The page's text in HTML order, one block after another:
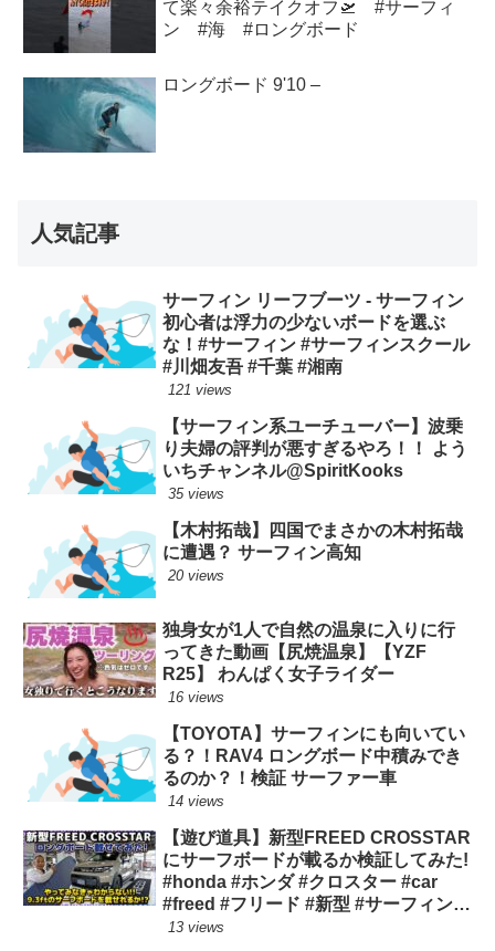
て楽々余裕テイクオフ🛫 #サーフィ
ン #海 #ロングボード
ロングボード 9'10 –
人気記事
サーフィン リーフブーツ - サーフィン
初心者は浮力の少ないボードを選ぶ
な！#サーフィン #サーフィンスクール
#川畑友吾 #千葉 #湘南
121 views
【サーフィン系ユーチューバー】波乗
り夫婦の評判が悪すぎるやろ！！ よう
いちチャンネル@SpiritKooks
35 views
【木村拓哉】四国でまさかの木村拓哉
に遭遇？ サーフィン高知
20 views
独身女が1人で自然の温泉に入りに行
ってきた動画【尻焼温泉】【YZF
R25】 わんぱく女子ライダー
16 views
【TOYOTA】サーフィンにも向いてい
る？！RAV4 ロングボード中積みでき
るのか？！検証 サーファー車
14 views
【遊び道具】新型FREED CROSSTAR
にサーフボードが載るか検証してみた!
#honda #ホンダ #クロスター #car
#freed #フリード #新型 #サーフィン
ロングボード
13 views